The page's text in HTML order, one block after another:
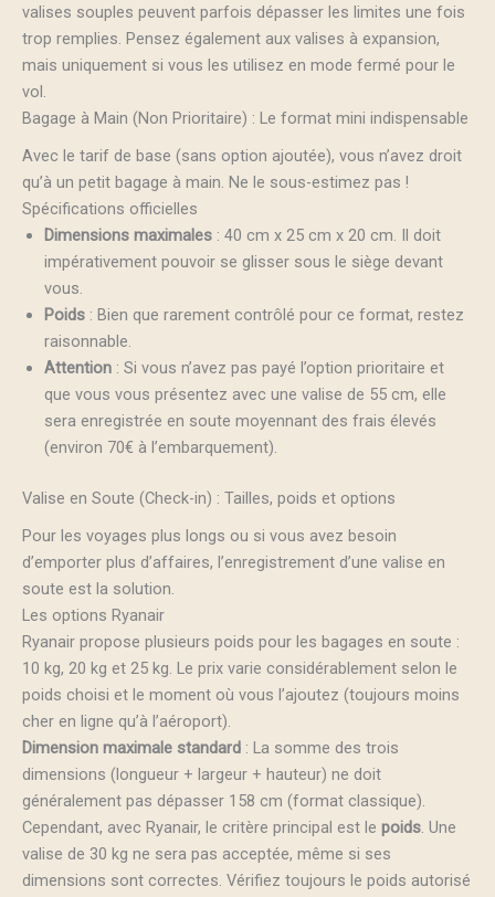
valises souples peuvent parfois dépasser les limites une fois
trop remplies. Pensez également aux valises à expansion,
mais uniquement si vous les utilisez en mode fermé pour le
vol.
Bagage à Main (Non Prioritaire) : Le format mini indispensable
Avec le tarif de base (sans option ajoutée), vous n’avez droit
qu’à un petit bagage à main. Ne le sous-estimez pas !
Spécifications officielles
Dimensions maximales : 40 cm x 25 cm x 20 cm. Il doit
impérativement pouvoir se glisser sous le siège devant
vous.
Poids : Bien que rarement contrôlé pour ce format, restez
raisonnable.
Attention : Si vous n’avez pas payé l’option prioritaire et
que vous vous présentez avec une valise de 55 cm, elle
sera enregistrée en soute moyennant des frais élevés
(environ 70€ à l’embarquement).
Valise en Soute (Check-in) : Tailles, poids et options
Pour les voyages plus longs ou si vous avez besoin
d’emporter plus d’affaires, l’enregistrement d’une valise en
soute est la solution.
Les options Ryanair
Ryanair propose plusieurs poids pour les bagages en soute :
10 kg, 20 kg et 25 kg. Le prix varie considérablement selon le
poids choisi et le moment où vous l’ajoutez (toujours moins
cher en ligne qu’à l’aéroport).
Dimension maximale standard : La somme des trois
dimensions (longueur + largeur + hauteur) ne doit
généralement pas dépasser 158 cm (format classique).
Cependant, avec Ryanair, le critère principal est le poids. Une
valise de 30 kg ne sera pas acceptée, même si ses
dimensions sont correctes. Vérifiez toujours le poids autorisé